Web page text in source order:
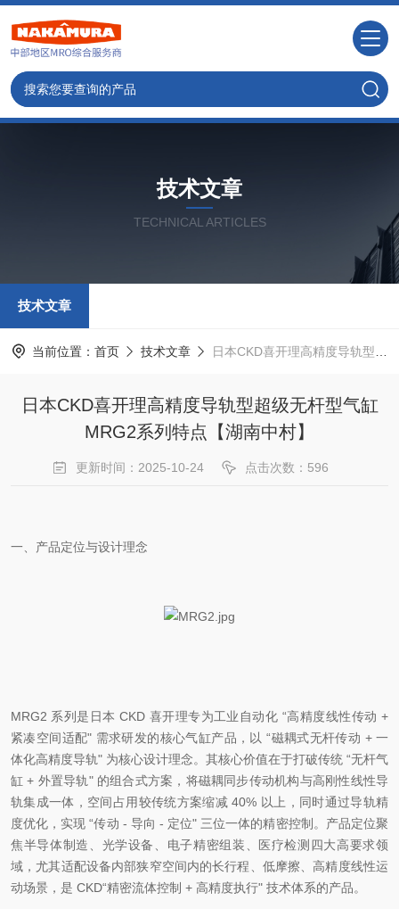
技术文章
TECHNICAL ARTICLES
技术文章
当前位置： 首页 技术文章 日本CKD喜开理高精度导轨型超级无杆型气缸MRG2系列特点【湖南中村】
日本CKD喜开理高精度导轨型超级无杆型气缸
MRG2系列特点【湖南中村】
更新时间：2025-10-24 点击次数：596
一、产品定位与设计理念
MRG2 系列是日本 CKD 喜开理专为工业自动化 “高精度线性传动 +
紧凑空间适配" 需求研发的核心气缸产品，以 “磁耦式无杆传动 + 一
体化高精度导轨" 为核心设计理念。其核心价值在于打破传统 “无杆气
缸 + 外置导轨" 的组合式方案，将磁耦同步传动机构与高刚性线性导
轨集成一体，空间占用较传统方案缩减 40% 以上，同时通过导轨精
度优化，实现 “传动 - 导向 - 定位" 三位一体的精密控制。产品定位聚
焦半导体制造、光学设备、电子精密组装、医疗检测四大高要求领
域，尤其适配设备内部狭窄空间内的长行程、低摩擦、高精度线性运
动场景，是 CKD“精密流体控制 + 高精度执行" 技术体系的产品。